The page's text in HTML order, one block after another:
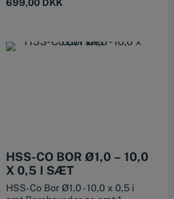
699,00 DKK
HSS-CO BOR Ø1,0 – 10,0
X 0,5 I SÆT
HSS-Co Bor Ø1,0 - 10,0 x 0,5 i